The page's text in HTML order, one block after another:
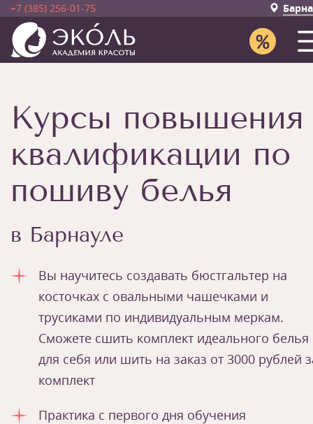
+7 (385) 256-01-75
Курсы повышения
квалификации по
пошиву белья
в Барнауле
Вы научитесь создавать бюстгальтер на
косточках с овальными чашечками и
трусиками по индивидуальным меркам.
Сможете сшить комплект идеального белья
для себя или шить на заказ от 3000 рублей
комплект
Практика с первого дня обучения